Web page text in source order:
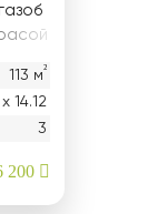
113 м²
х 14.12
3
200